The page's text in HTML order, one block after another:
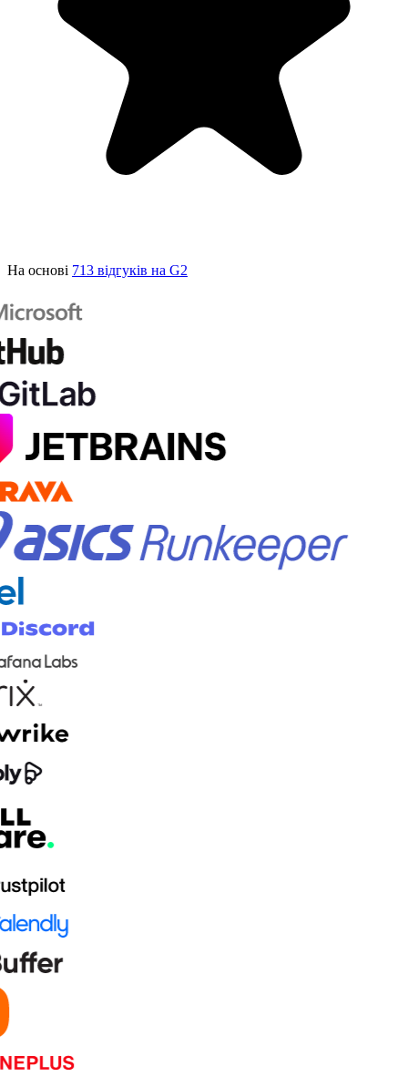
На основі 713 відгуків на G2